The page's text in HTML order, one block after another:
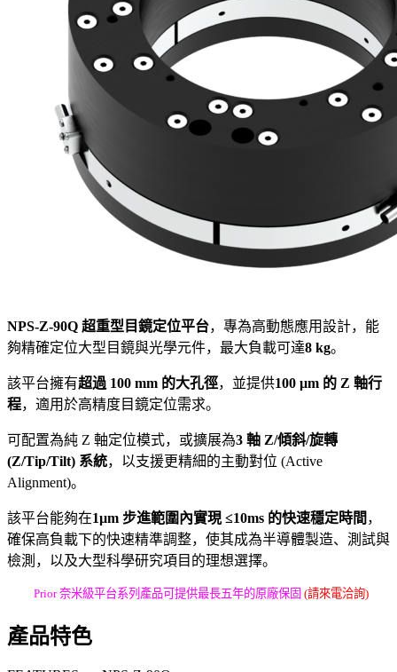
NPS-Z-90Q 超重型目鏡定位平台，專為高動態應用設計，能
夠精確定位大型目鏡與光學元件，最大負載可達8 kg。
該平台擁有超過 100 mm 的大孔徑，並提供100 µm 的 Z 軸行
程，適用於高精度目鏡定位需求。
可配置為純 Z 軸定位模式，或擴展為3 軸 Z/傾斜/旋轉
(Z/Tip/Tilt) 系統，以支援更精細的主動對位 (Active
Alignment)。
該平台能夠在1µm 步進範圍內實現 ≤10ms 的快速穩定時間 ，
確保高負載下的快速精準調整，使其成為半導體製造、測試與
檢測，以及大型科學研究項目的理想選擇。
Prior 奈米級平台系列產品可提供最長五年的原廠保固 (請來電洽詢)
產品特色